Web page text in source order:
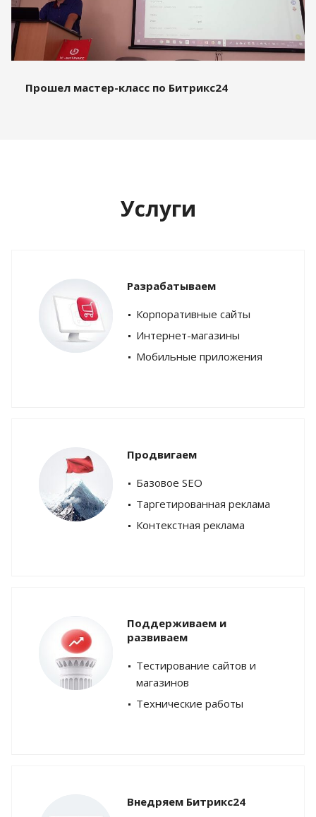
Прошел мастер-класс по Битрикс24
Услуги
Разрабатываем
Корпоративные сайты
Интернет-магазины
Мобильные приложения
Продвигаем
Базовое SEO
Таргетированная реклама
Контекстная реклама
Поддерживаем и
развиваем
Тестирование сайтов и
магазинов
Технические работы
Внедряем Битрикс24